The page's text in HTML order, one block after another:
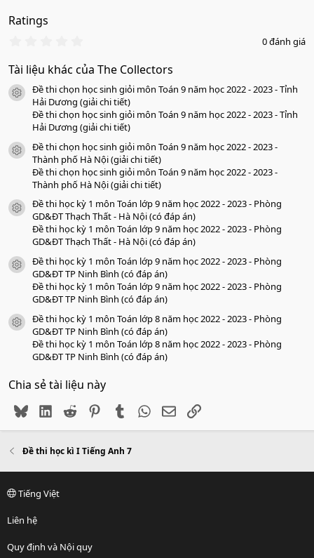
Ratings
0
0
a
o
0 đánh giá
Tài liệu khác của The Collectors
icon tài liệu
Đề thi chọn học sinh giỏi môn Toán 9 năm học 2022 - 2023 - Tỉnh
Hải Dương (giải chi tiết)
Đề thi chọn học sinh giỏi môn Toán 9 năm học 2022 - 2023 - Tỉnh
Hải Dương (giải chi tiết)
icon tài liệu
Đề thi chọn học sinh giỏi môn Toán 9 năm học 2022 - 2023 -
Thành phố Hà Nội (giải chi tiết)
Đề thi chọn học sinh giỏi môn Toán 9 năm học 2022 - 2023 -
Thành phố Hà Nội (giải chi tiết)
icon tài liệu
Đề thi học kỳ 1 môn Toán lớp 9 năm học 2022 - 2023 - Phòng
GD&ĐT Thạch Thất - Hà Nội (có đáp án)
Đề thi học kỳ 1 môn Toán lớp 9 năm học 2022 - 2023 - Phòng
GD&ĐT Thạch Thất - Hà Nội (có đáp án)
icon tài liệu
Đề thi học kỳ 1 môn Toán lớp 9 năm học 2022 - 2023 - Phòng
GD&ĐT TP Ninh Bình (có đáp án)
Đề thi học kỳ 1 môn Toán lớp 9 năm học 2022 - 2023 - Phòng
GD&ĐT TP Ninh Bình (có đáp án)
icon tài liệu
Đề thi học kỳ 1 môn Toán lớp 8 năm học 2022 - 2023 - Phòng
GD&ĐT TP Ninh Bình (có đáp án)
Đề thi học kỳ 1 môn Toán lớp 8 năm học 2022 - 2023 - Phòng
GD&ĐT TP Ninh Bình (có đáp án)
Chia sẻ tài liệu này
BlueskyLinkedIn
Reddit PinterestTumblr WhatsApp
EmailLink
Đề thi học kì I Tiếng Anh 7
Tiếng Việt
Liên hệ
Quy định và Nội quy